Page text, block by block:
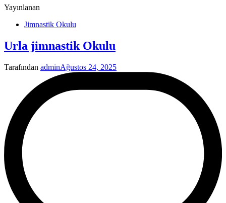
Yayınlanan
Jimnastik Okulu
Urla jimnastik Okulu
Tarafından adminAğustos 24, 2025